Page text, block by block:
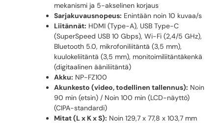
mekanismi ja 5-akselinen korjaus
Sarjakuvausnopeus: Enintään noin 10 kuvaa/s
Liitännät: HDMI (Type-A), USB Type-C
(SuperSpeed USB 10 Gbps), Wi-Fi (2,4/5 GHz),
Bluetooth 5.0, mikrofoniliitäntä (3,5 mm),
kuulokeliitäntä (3,5 mm), monitoimiliitäntäkenkä
(digitaalinen ääniliitäntä)
Akku: NP-FZ100
Akunkesto (video, todellinen tallennus): Noin
90 min (etsin) / Noin 100 min (LCD-näyttö)
(CIPA-standardi)
Mitat (L x K x S): Noin 129,7 x 77,8 x 103,7 mm